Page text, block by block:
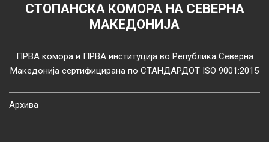
СТОПАНСКА КОМОРА НА СЕВЕРНА
МАКЕДОНИЈА
ПРВА комора и ПРВА институција во Република Северна
Македонија сертифицирана по СТАНДАРДОТ ISO 9001:2015
Архива